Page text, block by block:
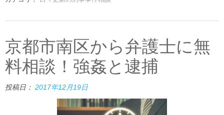
京都市南区から弁護士に無
料相談！強姦と逮捕
投稿日： 2017年12月19日